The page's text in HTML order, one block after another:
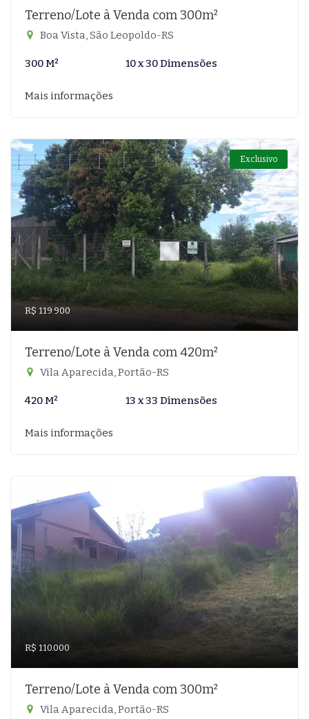
Terreno/Lote à Venda com 300m²
Boa Vista, São Leopoldo-RS
300 M² 10 x 30 Dimensões
Mais informações
Exclusivo
R$ 119.900
Terreno/Lote à Venda com 420m²
Vila Aparecida, Portão-RS
420 M² 13 x 33 Dimensões
Mais informações
R$ 110.000
Terreno/Lote à Venda com 300m²
Vila Aparecida, Portão-RS